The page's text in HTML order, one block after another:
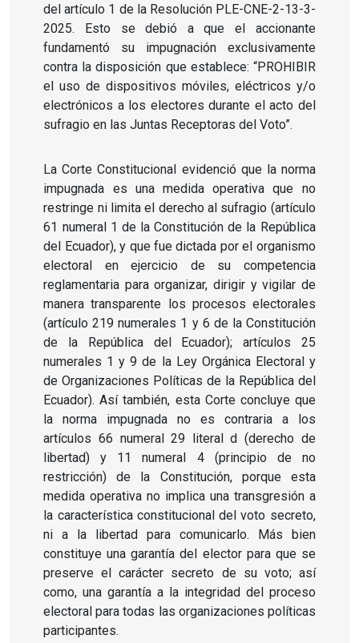
del artículo 1 de la Resolución PLE-CNE-2-13-3-
2025. Esto se debió a que el accionante
fundamentó su impugnación exclusivamente
contra la disposición que establece: “PROHIBIR
el uso de dispositivos móviles, eléctricos y/o
electrónicos a los electores durante el acto del
sufragio en las Juntas Receptoras del Voto”.
La Corte Constitucional evidenció que la norma
impugnada es una medida operativa que no
restringe ni limita el derecho al sufragio (artículo
61 numeral 1 de la Constitución de la República
del Ecuador), y que fue dictada por el organismo
electoral en ejercicio de su competencia
reglamentaria para organizar, dirigir y vigilar de
manera transparente los procesos electorales
(artículo 219 numerales 1 y 6 de la Constitución
de la República del Ecuador); artículos 25
numerales 1 y 9 de la Ley Orgánica Electoral y
de Organizaciones Políticas de la República del
Ecuador). Así también, esta Corte concluye que
la norma impugnada no es contraria a los
artículos 66 numeral 29 literal d (derecho de
libertad) y 11 numeral 4 (principio de no
restricción) de la Constitución, porque esta
medida operativa no implica una transgresión a
la característica constitucional del voto secreto,
ni a la libertad para comunicarlo. Más bien
constituye una garantía del elector para que se
preserve el carácter secreto de su voto; así
como, una garantía a la integridad del proceso
electoral para todas las organizaciones políticas
participantes.